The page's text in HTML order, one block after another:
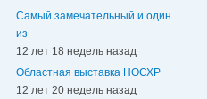
Самый замечательный и один
из
12 лет 18 недель назад
Областная выставка НОСХР
12 лет 20 недель назад